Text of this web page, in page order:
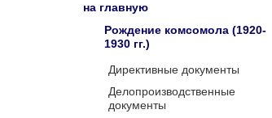
на главную
Рождение комсомола (1920-
1930 гг.)
Директивные документы
Делопроизводственные
документы